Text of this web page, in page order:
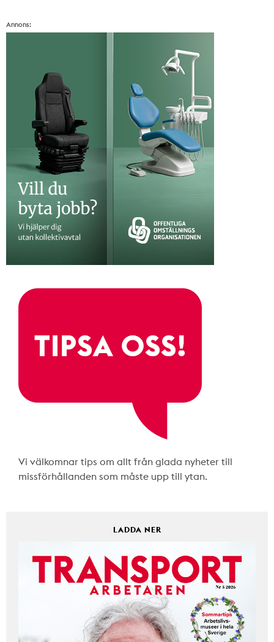
Annons:
Vi välkomnar tips om allt från glada nyheter till
missförhållanden som måste upp till ytan.
LADDA NER